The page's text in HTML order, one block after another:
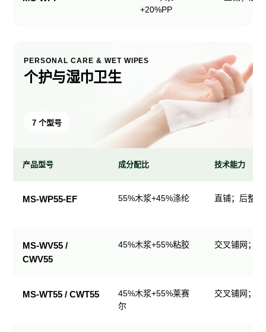
+20%PP
PERSONAL CARE & WET WIPES
个护与湿巾卫生
7 个型号
卫
产品型号 成分配比 技术能力
MS-WP55-EF 55%木浆+45%涤纶 直铺；后整
MS-WV55 /
CWV55
45%木浆+55%粘胶 交叉铺网；
MS-WT55 / CWT55
45%木浆+55%莱赛
尔
交叉铺网；